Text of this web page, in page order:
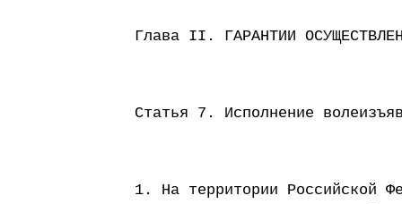
Глава II. ГАРАНТИИ
Статья 7. Исполнение
1. На территории Российской